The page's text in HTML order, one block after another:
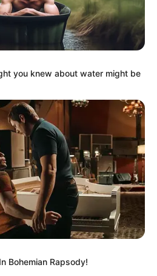
you knew about water might be
Bohemian Rapsody!